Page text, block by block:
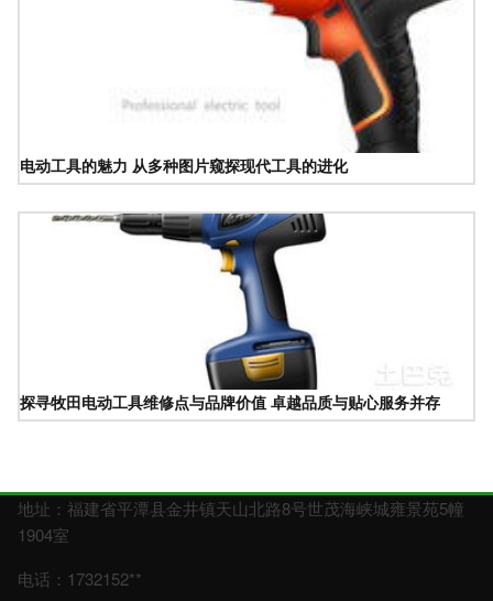
电动工具的魅力 从多种图片窥探现代工具的进化
探寻牧田电动工具维修点与品牌价值 卓越品质与贴心服务并存
地址：福建省平潭县金井镇天山北路8号世茂海峡城雍景苑5幢
1904室
电话：1732152**